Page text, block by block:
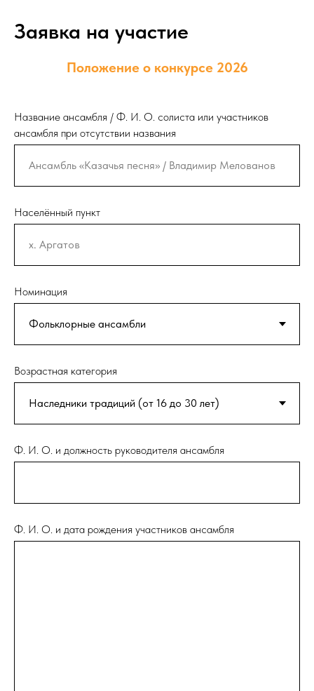
Заявка на участие
Положение о конкурсе 2026
Название ансамбля / Ф. И. О. солиста или участников
ансамбля при отсутствии названия
Населённый пункт
Номинация
Возрастная категория
Ф. И. О. и должность руководителя ансамбля
Ф. И. О. и дата рождения участников ансамбля